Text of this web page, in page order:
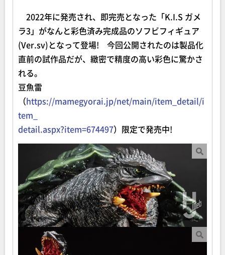
2022年に発売され、即完売となった「K.I.S ガメ
ラ3」がなんと彩色済み完成品のソフビフィギュア
(Ver.sv)となって登場! 今回公開されたのは製品化
直前の試作品だが、緻密で精度の高い彩色に驚かさ
れる。
豆魚雷
（https://mamegyorai.jp/net/main/item_detail/i
tem_
detail.aspx?item=674497）限定で発売中!